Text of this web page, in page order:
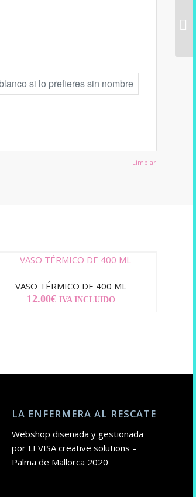
Limpiar
VASO TÉRMICO DE 400 ML
12.00€ IVA INCLUIDO
LA ENFERMERA AL RESCATE
Webshop diseñada y gestionada
por LEVISA creative solutions –
Palma de Mallorca 2020